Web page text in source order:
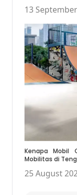
13
Kenapa Mobil
Mobilitas di
25 August